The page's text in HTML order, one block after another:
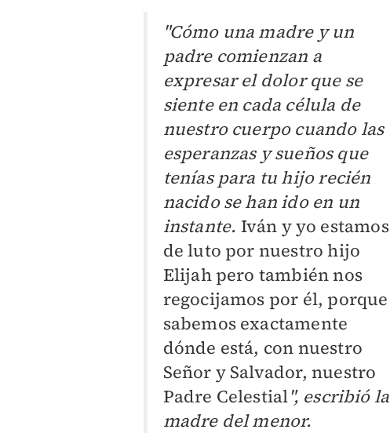
"Cómo una madre y un
padre comienzan a
expresar el dolor que se
siente en cada célula de
nuestro cuerpo cuando las
esperanzas y sueños que
tenías para tu hijo recién
nacido se han ido en un
instante. Iván y yo estamos
de luto por nuestro hijo
Elijah pero también nos
regocijamos por él, porque
sabemos exactamente
dónde está, con nuestro
Señor y Salvador, nuestro
Padre Celestial", escribió la
madre del menor.